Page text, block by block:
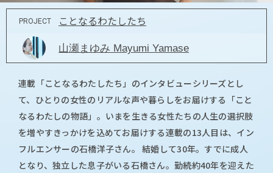
PROJECT ことなるわたしたち
山瀬まゆみ Mayumi Yamase
連載「ことなるわたしたち」のインタビューシリーズとし
て、ひとりの女性のリアルな声や暮らしをお届けする「こと
なるわたしの物語」。いまを生きる女性たちの人生の選択肢
を増やすきっかけを込めてお届けする連載の13人目は、イン
フルエンサーの石橋洋子さん。 結婚して30年。すでに成人
となり、独立した息子がいる石橋さん。勤続約40年を迎えた